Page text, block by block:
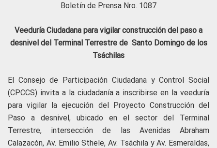
Boletín de Prensa Nro. 1087
Veeduría Ciudadana para vigilar construcción del paso a
desnivel del Terminal Terrestre de Santo Domingo de los
Tsáchilas
El Consejo de Participación Ciudadana y Control Social
(CPCCS) invita a la ciudadanía a inscribirse en la veeduría
para vigilar la ejecución del Proyecto Construcción del
Paso a desnivel, ubicado en el sector del Terminal
Terrestre, intersección de las Avenidas Abraham
Calazacón, Av. Emilio Sthele, Av. Tsáchila y Av. Esmeraldas,